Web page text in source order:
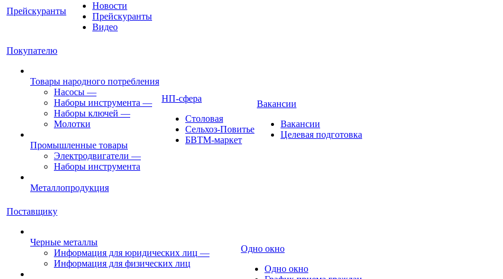
Прейскуранты
Новости
Прейскуранты
Видео
Покупателю
Товары народного потребления
Насосы —
Наборы инструмента —
Наборы ключей —
Молотки
Промышленные товары
Электродвигатели —
Наборы инструмента
Металлопродукция
НП-сфера
Столовая
Сельхоз-Повитье
БВТМ-маркет
Вакансии
Вакансии
Целевая подготовка
Поставщику
Черные металлы
Информация для юридических лиц —
Информация для физических лиц
Одно окно
Одно окно